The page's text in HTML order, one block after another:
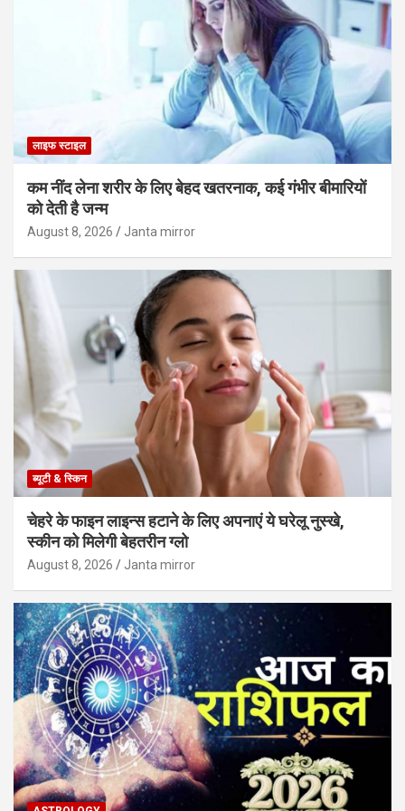
लाइफ स्टाइल
कम नींद लेना शरीर के लिए बेहद खतरनाक, कई गंभीर बीमारियों
को देती है जन्म
August 8, 2026 Janta mirror
ब्यूटी & स्किन
चेहरे के फाइन लाइन्स हटाने के लिए अपनाएं ये घरेलू नुस्खे,
स्कीन को मिलेगी बेहतरीन ग्लो
August 8, 2026 Janta mirror